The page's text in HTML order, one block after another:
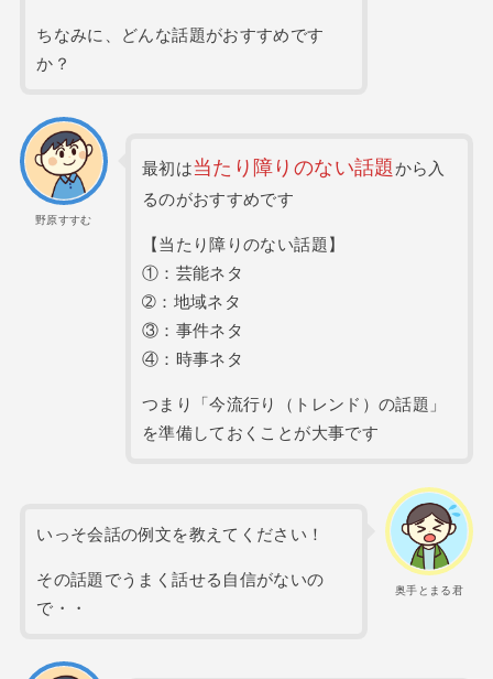
ちなみに、どんな話題がおすすめです
か？
野原すすむ
最初は当たり障りのない話題から入
るのがおすすめです
【当たり障りのない話題】
①：芸能ネタ
➁：地域ネタ
③：事件ネタ
④：時事ネタ
つまり「今流行り（トレンド）の話題」
を準備しておくことが大事です
奥手とまる君
いっそ会話の例文を教えてください！
その話題でうまく話せる自信がないの
で・・